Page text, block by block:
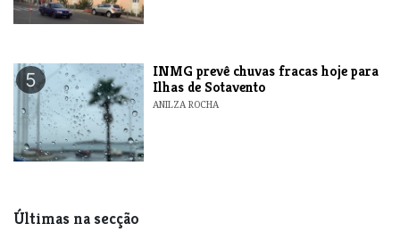
5
INMG prevê chuvas fracas hoje para
Ilhas de Sotavento
ANILZA ROCHA
Últimas na secção